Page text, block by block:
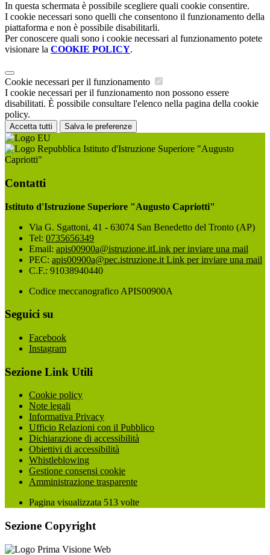
In questa schermata è possibile scegliere quali cookie consentire.
I cookie necessari sono quelli che consentono il funzionamento della
piattaforma e non è possibile disabilitarli.
Per conoscere quali sono i cookie necessari al funzionamento potete
visionare la COOKIE POLICY.
Cookie necessari per il funzionamento
I cookie necessari per il funzionamento non possono essere
disabilitati. È possibile consultare l'elenco nella pagina della cookie
policy.
Accetta tutti Salva le preferenze
Istituto d'Istruzione Superiore "Augusto
Capriotti"
Contatti
Istituto d'Istruzione Superiore "Augusto Capriotti"
Via G. Sgattoni, 41 - 63074 San Benedetto del Tronto (AP)
Tel: 0735656349
Email: apis00900a@istruzione.itLink per inviare una mail
PEC: apis00900a@pec.istruzione.it Link per inviare una mail
C.F.: 91038940440
Codice meccanografico APIS00900A
Seguici su
Facebook
Instagram
Sezione Link Utili
Cookie policy
Note legali
Informativa Privacy
Ufficio Relazioni con il Pubblico
Dichiarazione di accessibilità
Obiettivi di accessibilità
Whistleblowing
Gestione consensi cookie
Amministrazione trasparente
Pagina visualizzata 513 volte
Sezione Copyright